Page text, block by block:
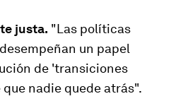
justa. "Las políticas
un papel
de 'transiciones
nadie quede atrás".